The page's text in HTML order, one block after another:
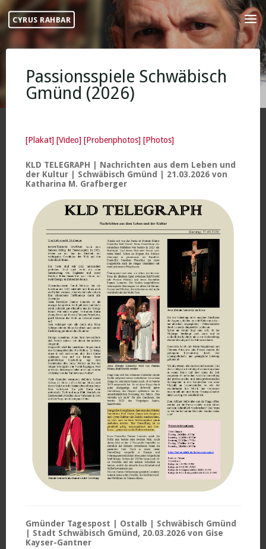
Skip
content
CYRUS RAHBAR
Passionsspiele Schwäbisch
Gmünd (2026)
[Plakat] [Video] [Probenphotos] [Photos]
KLD TELEGRAPH | Nachrichten aus dem Leben und
der Kultur | Schwäbisch Gmünd | 21.03.2026 von
Katharina M. Grafberger
Gmünder Tagespost | Ostalb | Schwäbisch Gmünd
| Stadt Schwäbisch Gmünd, 20.03.2026 von Gise
Kayser-Gantner